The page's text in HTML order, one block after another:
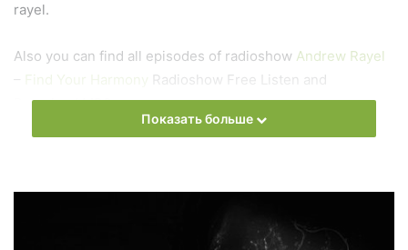
rayel.
Also you can find all episodes of radioshow Andrew Rayel
– Find Your Harmony
Radioshow Free Listen and
Download MP3
Andrew Rayel - Find Your Harmony
Показать больше